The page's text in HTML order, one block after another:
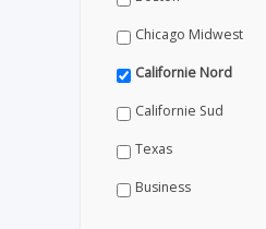
Chicago Midwest
Californie Nord
Californie Sud
Texas
Business